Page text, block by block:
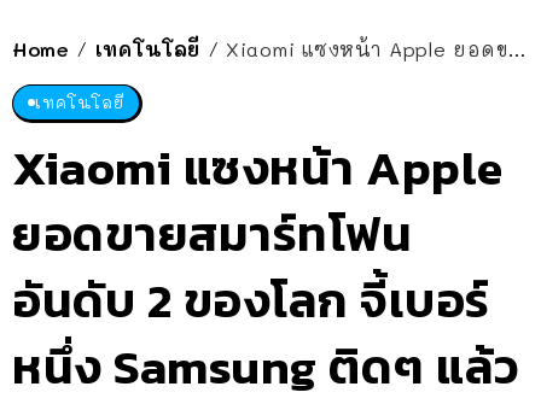
Home / เทคโนโลยี / Xiaomi แซงหน้า Apple ยอดขายสมาร์ทโฟนอันดับ 2 ของโลก จี้เบอร์หนึ่ง Samsung ติดๆ แล้ว
เทคโนโลยี
Xiaomi แซงหน้า Apple
ยอดขายสมาร์ทโฟน
อันดับ 2 ของโลก จี้เบอร์
หนึ่ง Samsung ติดๆ แล้ว